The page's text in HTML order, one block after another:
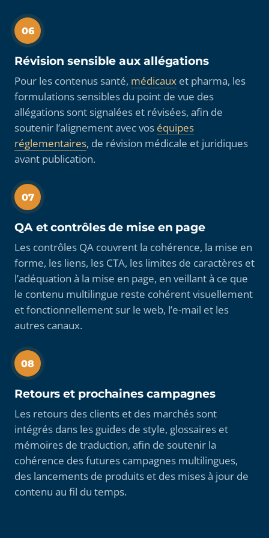
06
Révision sensible aux allégations
Pour les contenus santé, médicaux et pharma, les
formulations sensibles du point de vue des
allégations sont signalées et révisées, afin de
soutenir l’alignement avec vos équipes
réglementaires, de révision médicale et juridiques
avant publication.
07
QA et contrôles de mise en page
Les contrôles QA couvrent la cohérence, la mise en
forme, les liens, les CTA, les limites de caractères et
l’adéquation à la mise en page, en veillant à ce que
le contenu multilingue reste cohérent visuellement
et fonctionnellement sur le web, l’e-mail et les
autres canaux.
08
Retours et prochaines campagnes
Les retours des clients et des marchés sont
intégrés dans les guides de style, glossaires et
mémoires de traduction, afin de soutenir la
cohérence des futures campagnes multilingues,
des lancements de produits et des mises à jour de
contenu au fil du temps.